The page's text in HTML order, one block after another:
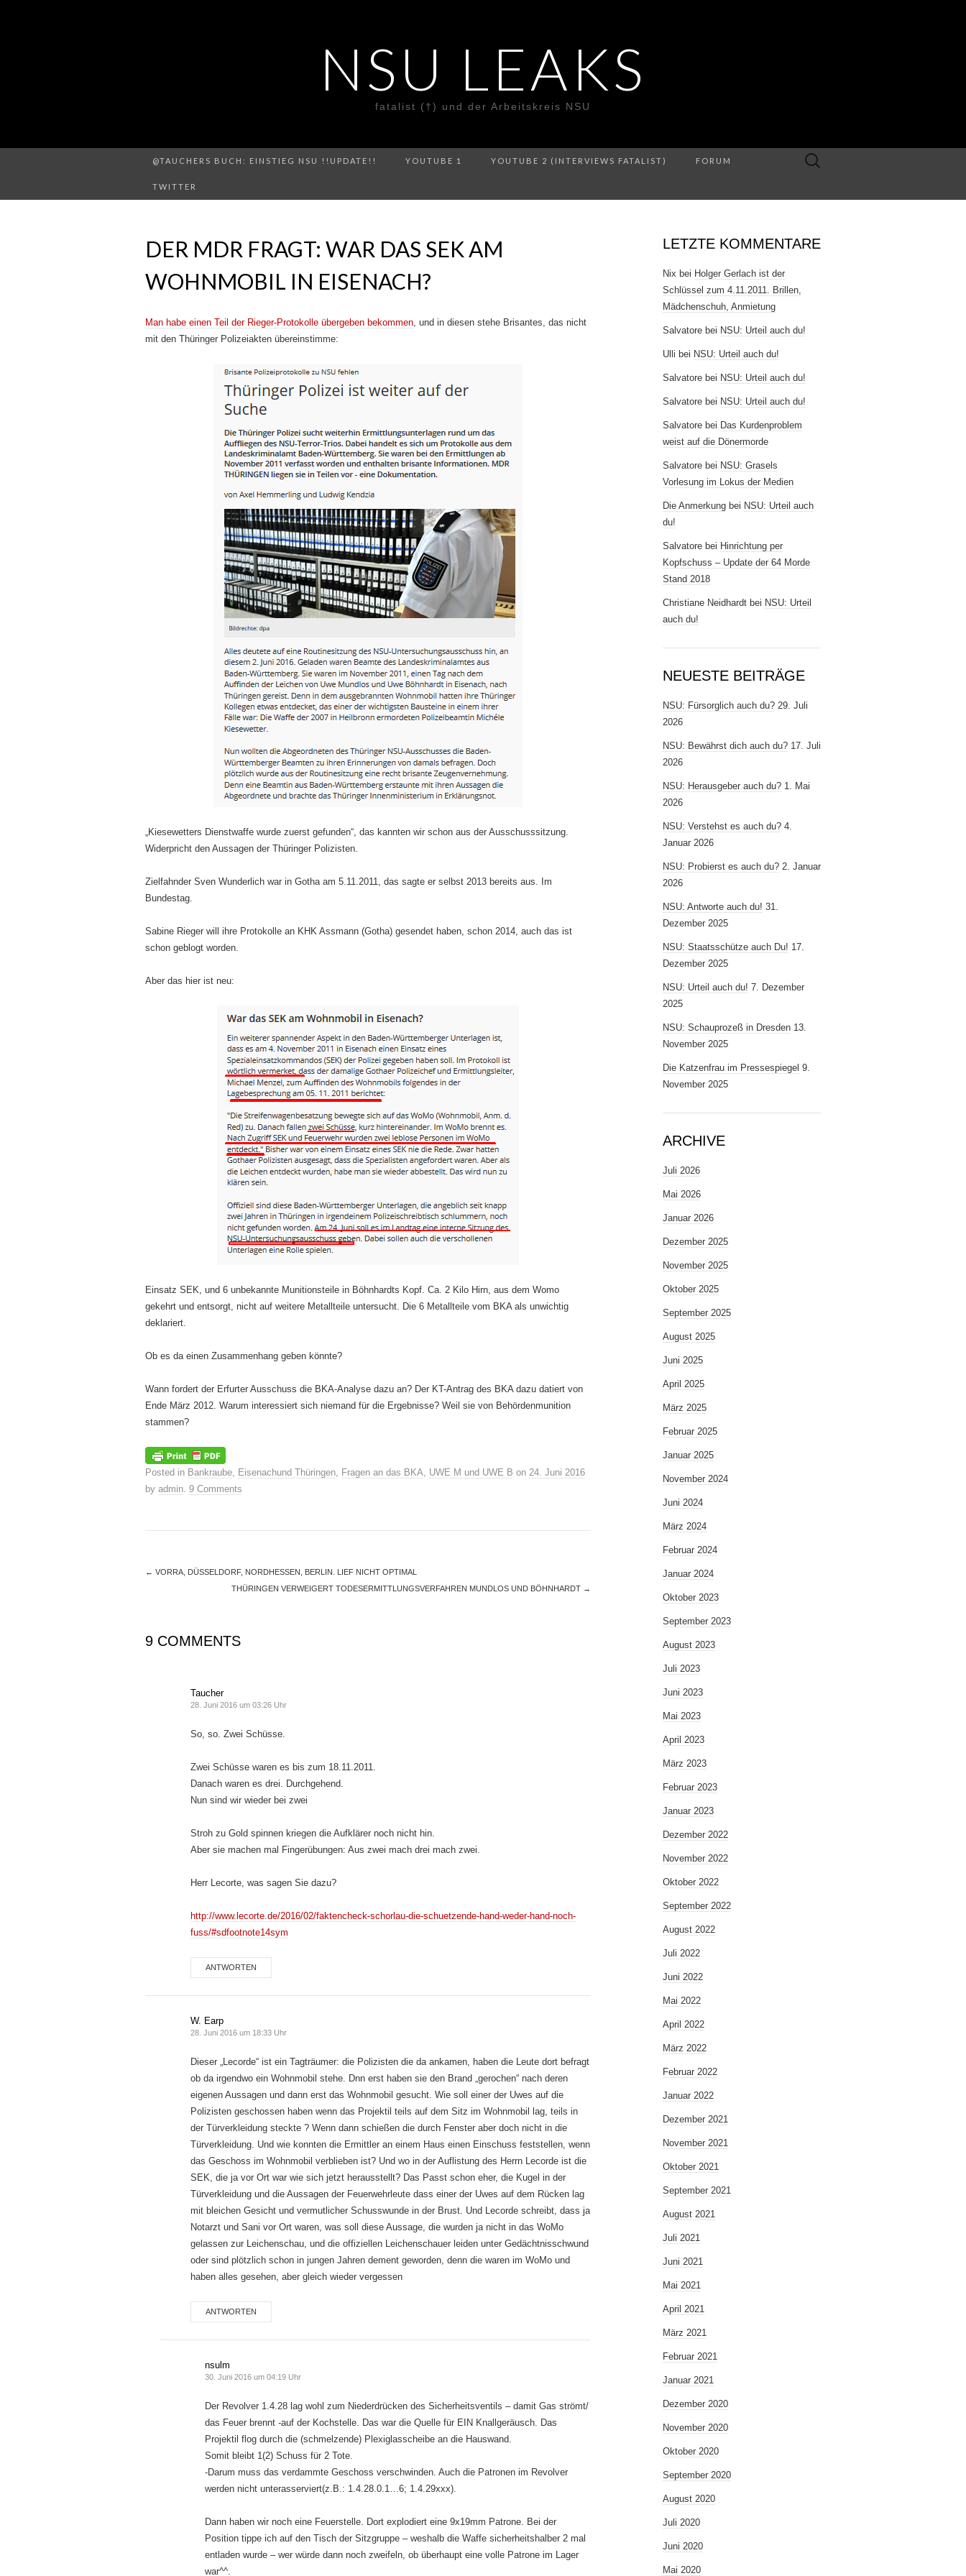
NSU LEAKS
fatalist (†) und der Arbeitskreis NSU
@TAUCHERS BUCH: EINSTIEG NSU !!UPDATE!! YOUTUBE 1 YOUTUBE 2 (INTERVIEWS FATALIST) FORUM
TWITTER
Suche
DER MDR FRAGT: WAR DAS SEK AM
WOHNMOBIL IN EISENACH?
Man habe einen Teil der Rieger-Protokolle übergeben bekommen, und in diesen stehe Brisantes, das nicht
mit den Thüringer Polizeiakten übereinstimme:
„Kiesewetters Dienstwaffe wurde zuerst gefunden“, das kannten wir schon aus der Ausschusssitzung.
Widerpricht den Aussagen der Thüringer Polizisten.
Zielfahnder Sven Wunderlich war in Gotha am 5.11.2011, das sagte er selbst 2013 bereits aus. Im
Bundestag.
Sabine Rieger will ihre Protokolle an KHK Assmann (Gotha) gesendet haben, schon 2014, auch das ist
schon geblogt worden.
Aber das hier ist neu:
Einsatz SEK, und 6 unbekannte Munitionsteile in Böhnhardts Kopf. Ca. 2 Kilo Hirn, aus dem Womo
gekehrt und entsorgt, nicht auf weitere Metallteile untersucht. Die 6 Metallteile vom BKA als unwichtig
deklariert.
Ob es da einen Zusammenhang geben könnte?
Wann fordert der Erfurter Ausschuss die BKA-Analyse dazu an? Der KT-Antrag des BKA dazu datiert von
Ende März 2012. Warum interessiert sich niemand für die Ergebnisse? Weil sie von Behördenmunition
stammen?
Posted in Bankraube, Eisenachund Thüringen, Fragen an das BKA, UWE M und UWE B on 24. Juni 2016
by admin. 9 Comments
← VORRA, DÜSSELDORF, NORDHESSEN, BERLIN. LIEF NICHT OPTIMAL
THÜRINGEN VERWEIGERT TODESERMITTLUNGSVERFAHREN MUNDLOS UND BÖHNHARDT →
9 COMMENTS
Taucher
28. Juni 2016 um 03:26 Uhr
So, so. Zwei Schüsse.
Zwei Schüsse waren es bis zum 18.11.2011.
Danach waren es drei. Durchgehend.
Nun sind wir wieder bei zwei
Stroh zu Gold spinnen kriegen die Aufklärer noch nicht hin.
Aber sie machen mal Fingerübungen: Aus zwei mach drei mach zwei.
Herr Lecorte, was sagen Sie dazu?
http://www.lecorte.de/2016/02/faktencheck-schorlau-die-schuetzende-hand-weder-hand-noch-
fuss/#sdfootnote14sym
ANTWORTEN
W. Earp
28. Juni 2016 um 18:33 Uhr
Dieser „Lecorde“ ist ein Tagträumer: die Polizisten die da ankamen, haben die Leute dort befragt
ob da irgendwo ein Wohnmobil stehe. Dnn erst haben sie den Brand „gerochen“ nach deren
eigenen Aussagen und dann erst das Wohnmobil gesucht. Wie soll einer der Uwes auf die
Polizisten geschossen haben wenn das Projektil teils auf dem Sitz im Wohnmobil lag, teils in
der Türverkleidung steckte ? Wenn dann schießen die durch Fenster aber doch nicht in die
Türverkleidung. Und wie konnten die Ermittler an einem Haus einen Einschuss feststellen, wenn
das Geschoss im Wohnmobil verblieben ist? Und wo in der Auflistung des Herrn Lecorde ist die
SEK, die ja vor Ort war wie sich jetzt herausstellt? Das Passt schon eher, die Kugel in der
Türverkleidung und die Aussagen der Feuerwehrleute dass einer der Uwes auf dem Rücken lag
mit bleichen Gesicht und vermutlicher Schusswunde in der Brust. Und Lecorde schreibt, dass ja
Notarzt und Sani vor Ort waren, was soll diese Aussage, die wurden ja nicht in das WoMo
gelassen zur Leichenschau, und die offiziellen Leichenschauer leiden unter Gedächtnisschwund
oder sind plötzlich schon in jungen Jahren dement geworden, denn die waren im WoMo und
haben alles gesehen, aber gleich wieder vergessen
ANTWORTEN
nsulm
30. Juni 2016 um 04:19 Uhr
Der Revolver 1.4.28 lag wohl zum Niederdrücken des Sicherheitsventils – damit Gas strömt/
das Feuer brennt -auf der Kochstelle. Das war die Quelle für EIN Knallgeräusch. Das
Projektil flog durch die (schmelzende) Plexiglasscheibe an die Hauswand.
Somit bleibt 1(2) Schuss für 2 Tote.
-Darum muss das verdammte Geschoss verschwinden. Auch die Patronen im Revolver
werden nicht unterasserviert(z.B.: 1.4.28.0.1…6; 1.4.29xxx).
Dann haben wir noch eine Feuerstelle. Dort explodiert eine 9x19mm Patrone. Bei der
Position tippe ich auf den Tisch der Sitzgruppe – weshalb die Waffe sicherheitshalber 2 mal
entladen wurde – wer würde dann noch zweifeln, ob überhaupt eine volle Patrone im Lager
war^^.
LETZTE KOMMENTARE
Nix bei Holger Gerlach ist der
Schlüssel zum 4.11.2011. Brillen,
Mädchenschuh, Anmietung
Salvatore bei NSU: Urteil auch du!
Ulli bei NSU: Urteil auch du!
Salvatore bei NSU: Urteil auch du!
Salvatore bei NSU: Urteil auch du!
Salvatore bei Das Kurdenproblem
weist auf die Dönermorde
Salvatore bei NSU: Grasels
Vorlesung im Lokus der Medien
Die Anmerkung bei NSU: Urteil auch
du!
Salvatore bei Hinrichtung per
Kopfschuss – Update der 64 Morde
Stand 2018
Christiane Neidhardt bei NSU: Urteil
auch du!
NEUESTE BEITRÄGE
NSU: Fürsorglich auch du? 29. Juli
2026
NSU: Bewährst dich auch du? 17. Juli
2026
NSU: Herausgeber auch du? 1. Mai
2026
NSU: Verstehst es auch du? 4.
Januar 2026
NSU: Probierst es auch du? 2. Januar
2026
NSU: Antworte auch du! 31.
Dezember 2025
NSU: Staatsschütze auch Du! 17.
Dezember 2025
NSU: Urteil auch du! 7. Dezember
2025
NSU: Schauprozeß in Dresden 13.
November 2025
Die Katzenfrau im Pressespiegel 9.
November 2025
ARCHIVE
Juli 2026
Mai 2026
Januar 2026
Dezember 2025
November 2025
Oktober 2025
September 2025
August 2025
Juni 2025
April 2025
März 2025
Februar 2025
Januar 2025
November 2024
Juni 2024
März 2024
Februar 2024
Januar 2024
Oktober 2023
September 2023
August 2023
Juli 2023
Juni 2023
Mai 2023
April 2023
März 2023
Februar 2023
Januar 2023
Dezember 2022
November 2022
Oktober 2022
September 2022
August 2022
Juli 2022
Juni 2022
Mai 2022
April 2022
März 2022
Februar 2022
Januar 2022
Dezember 2021
November 2021
Oktober 2021
September 2021
August 2021
Juli 2021
Juni 2021
Mai 2021
April 2021
März 2021
Februar 2021
Januar 2021
Dezember 2020
November 2020
Oktober 2020
September 2020
August 2020
Juli 2020
Juni 2020
Mai 2020